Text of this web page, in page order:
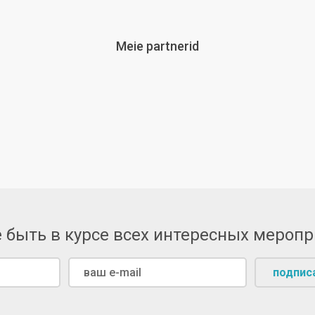
Meie partnerid
быть в курсе всех интересных